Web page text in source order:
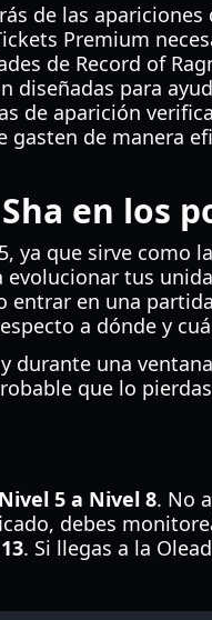
de las apariciones
Premium
de Record of
diseñadas para
de aparición
de manera
en los
ya que sirve como
tus
entrar en una
a dónde y
durante una
que lo
5 a Nivel 8. No
debes
. Si llegas a la